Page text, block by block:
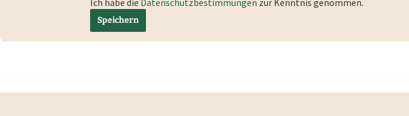
Ich habe die Datenschutzbestimmungen zur Kenntnis genommen.
Speichern